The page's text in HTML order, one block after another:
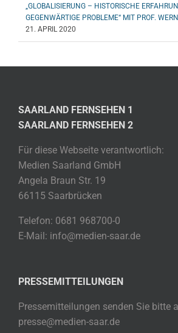
„GLOBALISIERUNG – HISTORISCHE
GEGENWÄRTIGE PROBLEME“ MIT PROF.
21. APRIL 2020
SAARLAND FERNSEHEN 1
SAARLAND FERNSEHEN 2
Für diese Webseite verantwortlich:
Medien Saarland GmbH
Angela Braun Str. 19
66115 Saarbrücken
Telefon: 0681 968700-0
E-Mail: info@medien-saar.de
PRESSEMITTEILUNGEN
Pressemitteilungen senden Sie bitte
presse@medien-saar.de